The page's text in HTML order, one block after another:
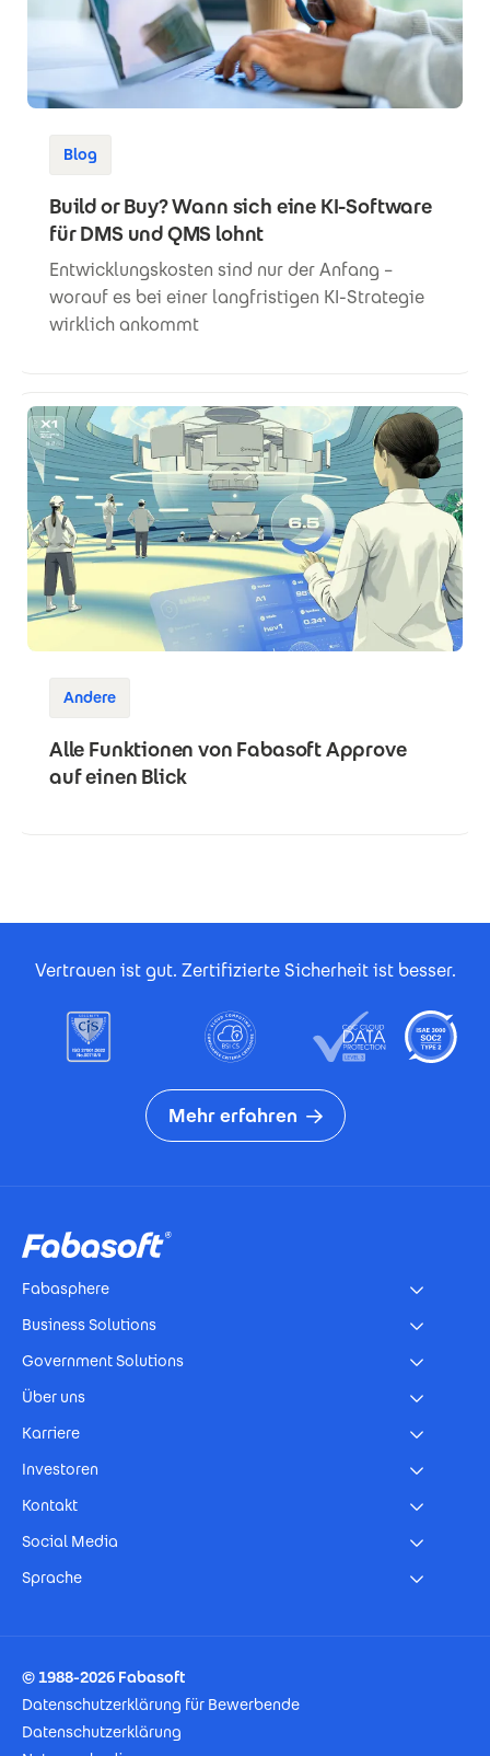
Blog
Build or Buy? Wann sich eine KI-Software
für DMS und QMS lohnt
Entwicklungskosten sind nur der Anfang –
worauf es bei einer langfristigen KI-Strategie
wirklich ankommt
Andere
Alle Funktionen von Fabasoft Approve
auf einen Blick
Vertrauen ist gut. Zertifizierte Sicherheit ist besser.
Mehr erfahren
Fabasphere
Business Solutions
Government Solutions
Über uns
Karriere
Investoren
Kontakt
Social Media
Sprache
© 1988-2026 Fabasoft
Datenschutzerklärung für Bewerbende
Datenschutzerklärung